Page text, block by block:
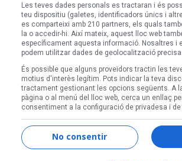
"Lo bueno y lo malo"
Carmen y María
Les teves dades personals es tractaran i és
teu dispositiu (galetes, identificadors únics i
es comparteixi amb 210 partners, els quals
la o accedir-hi. Així mateix, aquest lloc web
específicament aquesta informació. Nosaltres i
podem utilitzar dades de geolocalització precisa.
És possible que alguns proveïdors tractin les
motius d'interès legítim. Pots indicar la teva
tractament gestionant les opcions següents. A
pàgina o al menú del lloc web, cerca un enllaç
consentiment a la configuració de privadesa i de
No consentir